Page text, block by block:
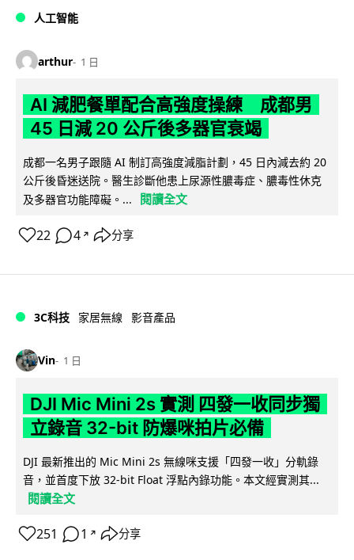
人工智能
arthur 1 日
AI 減肥餐單配合高強度操練 成都男
45 日減 20 公斤後多器官衰竭
成都一名男子跟隨 AI 制訂高強度減脂計劃，45 日內減去約 20
公斤後昏迷送院。醫生診斷他患上尿源性膿毒症、膿毒性休克
及多器官功能障礙。...
閱讀全文
22 4 ↗ 分享
3C科技 家居無線 影音產品
Vin 1 日
DJI Mic Mini 2s 實測 四發一收同步獨
立錄音 32-bit 防爆咪拍片必備
DJI 最新推出的 Mic Mini 2s 無線咪支援「四發一收」分軌錄
音，並首度下放 32-bit Float 浮點內錄功能。本文經實測其...
閱讀全文
251 1 ↗ 分享